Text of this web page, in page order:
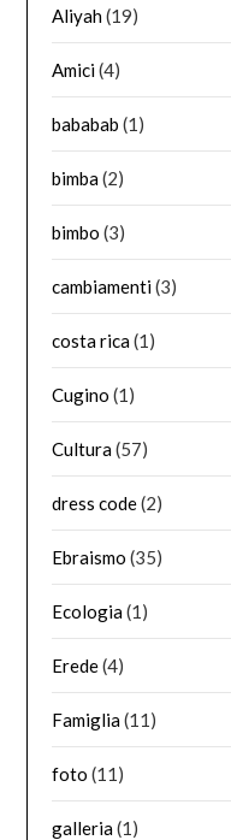
Aliyah(19)
Amici(4)
bababab (1)
bimba(2)
bimbo (3)
cambiamenti(3)
costa rica(1)
Cugino (1)
Cultura(57)
dress code(2)
Ebraismo (35)
Ecologia(1)
Erede(4)
Famiglia(11)
foto (11)
galleria(1)